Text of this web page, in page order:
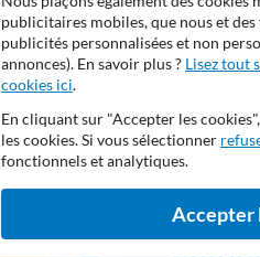
publicitaires mobiles, que nous et
publicités personnalisées et non
annonces). En savoir plus ? Lisez tout
cookies ici.
En cliquant sur "Accepter les
les cookies. Si vous sélectionner
fonctionnels et analytiques.
Accepter